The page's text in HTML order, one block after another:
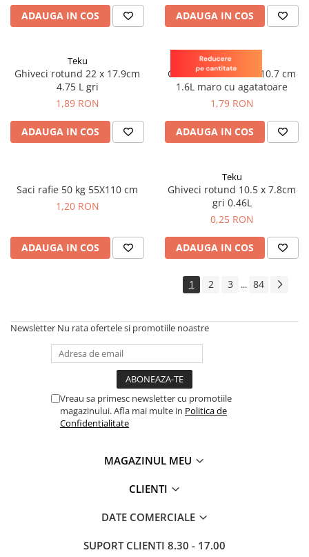
Insecticide
Tratament seminte
Dezinfectant de sol
Culturi BIO
Pompe de apa si hidrofoare
Unelte si masini pentru gradinarit
Atomizoare si pulverizatoare
Lubrifianti
Masini de tuns iarba
Roabe
Antiparazitare
Hrana pentru iepuri
Hrana pentru pisici
Hrana pentru porci
Hrana pt gaini si pui
ADAUGA IN COS ADAUGA IN COS
Teku
Ghiveci rotund 22 x 17.9cm
4.75 L gri
1,89 RON
ADAUGA IN COS
Teku
Ghiveci rotund 17 x 10.7 cm
1.6L maro cu agatatoare
1,79 RON
ADAUGA IN COS
Saci rafie 50 kg 55X110 cm
1,20 RON
ADAUGA IN COS
Teku
Ghiveci rotund 10.5 x 7.8cm
gri 0.46L
0,25 RON
ADAUGA IN COS
1 2 3 ... 84
Newsletter Nu rata ofertele si promotiile noastre
Vreau sa primesc newsletter cu promotiile
magazinului. Afla mai multe in Politica de
Confidentialitate
MAGAZINUL MEU
CLIENTI
DATE COMERCIALE
SUPORT CLIENTI 8.30 - 17.00